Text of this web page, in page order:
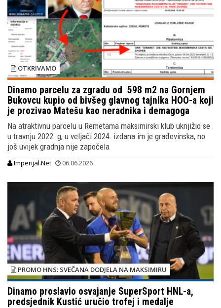
OTKRIVAMO
Dinamo parcelu za zgradu od 598 m2 na Gornjem
Bukovcu kupio od bivšeg glavnog tajnika HOO-a koji
je prozivao Matešu kao neradnika i demagoga
Na atraktivnu parcelu u Remetama maksimirski klub uknjižio se
u travnju 2022. g, u veljači 2024. izdana im je građevinska, no
još uvijek gradnja nije započela
Imperijal.Net 06.06.2026
PROMO HNS: SVEČANA DODJELA NA MAKSIMIRU
Dinamo proslavio osvajanje SuperSport HNL-a,
predsjednik Kustić uručio trofej i medalje